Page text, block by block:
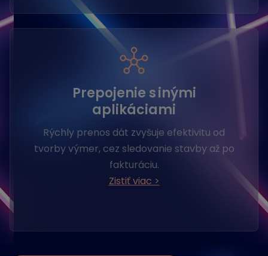
Prepojenie s inými
aplikáciami
Rýchly prenos dát zvyšuje efektivitu od
tvorby výmer, cez sledovanie stavby až po
fakturáciu.
Zistiť viac >